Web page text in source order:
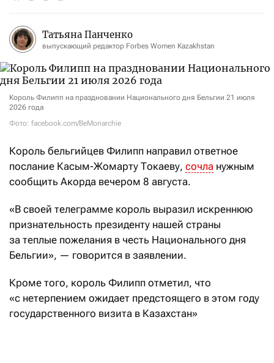
Татьяна Панченко
выпускающий редактор Forbes Women Kazakhstan
Король Филипп на праздновании Национального дня Бельгии 21 июля
2026 года
Фото: facebook.com/BeMonarchie
Король бельгийцев Филипп направил ответное
послание Касым-Жомарту Токаеву, сочла нужным
сообщить Акорда вечером 8 августа.
«В своей телеграмме король выразил искреннюю
признательность президенту нашей страны
за теплые пожелания в честь Национального дня
Бельгии», — говорится в заявлении.
Кроме того, король Филипп отметил, что
«с нетерпением ожидает предстоящего в этом году
государственного визита в Казахстан»